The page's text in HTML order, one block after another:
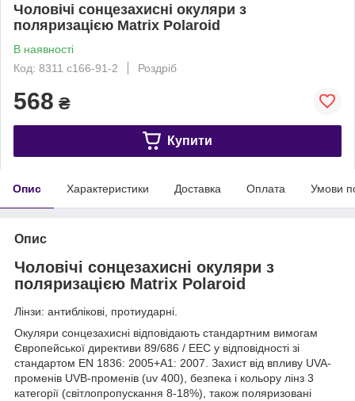
Чоловічі сонцезахисні окуляри з
поляризацією Matrix Polaroid
В наявності
Код: 8311 c166-91-2
Роздріб
568 ₴
Купити
Опис Характеристики Доставка Оплата Умови
Опис
Чоловічі сонцезахисні окуляри з
поляризацією Matrix Polaroid
Лінзи: антиблікові, протиударні.
Окуляри сонцезахисні відповідають стандартним вимогам
Європейської директиви 89/686 / ЕЕС у відповідності зі
стандартом EN 1836: 2005+А1: 2007. Захист від впливу UVA-
променів UVB-променів (uv 400), безпека і кольору лінз 3
категорії (світлопропускання 8-18%), також поляризовані